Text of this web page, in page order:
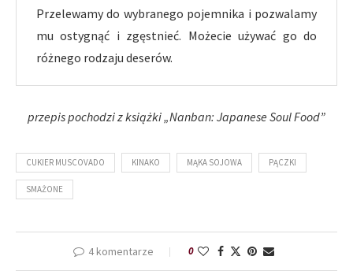
Przelewamy do wybranego pojemnika i pozwalamy
mu ostygnąć i zgęstnieć. Możecie używać go do
różnego rodzaju deserów.
przepis pochodzi z książki „Nanban: Japanese Soul Food”
CUKIER MUSCOVADO KINAKO MĄKA SOJOWA PĄCZKI
SMAŻONE
4 komentarze 0